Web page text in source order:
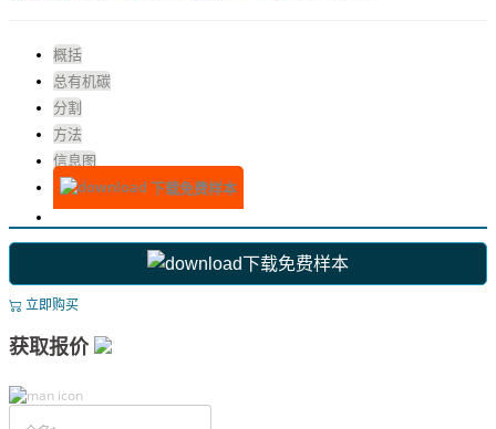
概括
总有机碳
分割
方法
信息图
下载免费样本
下载免费样本
立即购买
获取报价